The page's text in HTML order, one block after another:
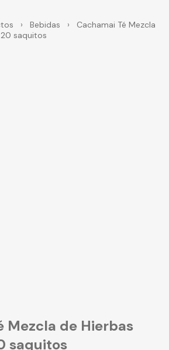
› Bebidas ›
Cachamai Té Mezcla
saquitos
Mezcla de Hierbas
saquitos